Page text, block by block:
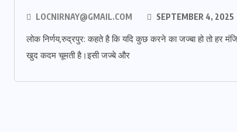
LOCNIRNAY@GMAIL.COM SEPTEMBER 4, 2025
लोक निर्णय,रुद्रपुर: कहते है कि यदि कुछ करने का जज्बा हो तो हर
खुद कदम चूमती है।इसी जज्बे और